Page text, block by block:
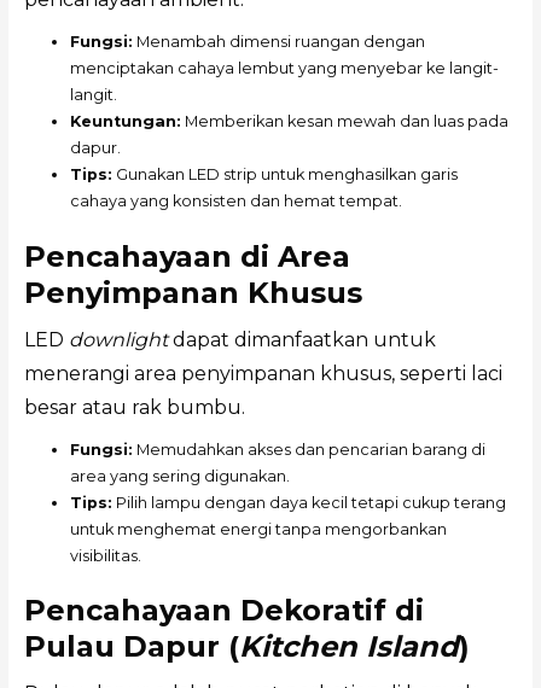
Fungsi: Menambah dimensi ruangan dengan
menciptakan cahaya lembut yang menyebar ke langit-
langit.
Keuntungan: Memberikan kesan mewah dan luas pada
dapur.
Tips: Gunakan LED strip untuk menghasilkan garis
cahaya yang konsisten dan hemat tempat.
Pencahayaan di Area
Penyimpanan Khusus
LED downlightdapat dimanfaatkan untuk
menerangi area penyimpanan khusus, seperti laci
besar atau rak bumbu.
Fungsi: Memudahkan akses dan pencarian barang di
area yang sering digunakan.
Tips: Pilih lampu dengan daya kecil tetapi cukup terang
untuk menghemat energi tanpa mengorbankan
visibilitas.
Pencahayaan Dekoratif di
Pulau Dapur (Kitchen Island)